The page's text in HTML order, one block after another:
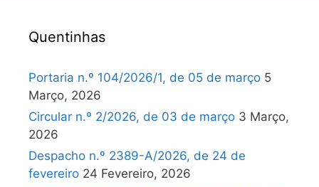
Quentinhas
Portaria n.º 104/2026/1, de 05 de março 5
Março, 2026
Circular n.º 2/2026, de 03 de março 3 Março,
2026
Despacho n.º 2389-A/2026, de 24 de
fevereiro 24 Fevereiro, 2026